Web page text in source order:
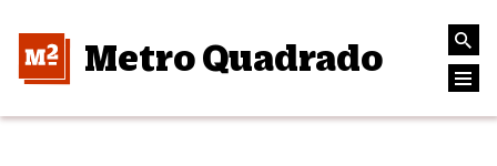
Metro Quadrado